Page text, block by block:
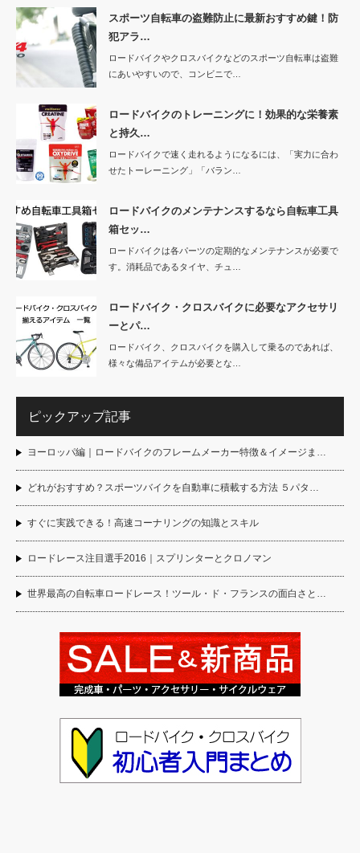
スポーツ自転車の盗難防止に最新おすすめ鍵！防
犯アラ…
ロードバイクやクロスバイクなどのスポーツ自転車は盗難
にあいやすいので、コンビニで…
ロードバイクのトレーニングに！効果的な栄養素
と持久…
ロードバイクで速く走れるようになるには、「実力に合わ
せたトーレーニング」「バラン…
ロードバイクのメンテナンスするなら自転車工具
箱セッ…
ロードバイクは各パーツの定期的なメンテナンスが必要で
す。消耗品であるタイヤ、チュ…
ロードバイク・クロスバイクに必要なアクセサリ
ーとパ…
ロードバイク、クロスバイクを購入して乗るのであれば、
様々な備品アイテムが必要とな…
ピックアップ記事
ヨーロッパ編｜ロードバイクのフレームメーカー特徴＆イメージま…
どれがおすすめ？スポーツバイクを自動車に積載する方法 ５パタ…
すぐに実践できる！高速コーナリングの知識とスキル
ロードレース注目選手2016｜スプリンターとクロノマン
世界最高の自転車ロードレース！ツール・ド・フランスの面白さと…